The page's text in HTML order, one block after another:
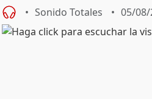
Sonido Totales 05/08/